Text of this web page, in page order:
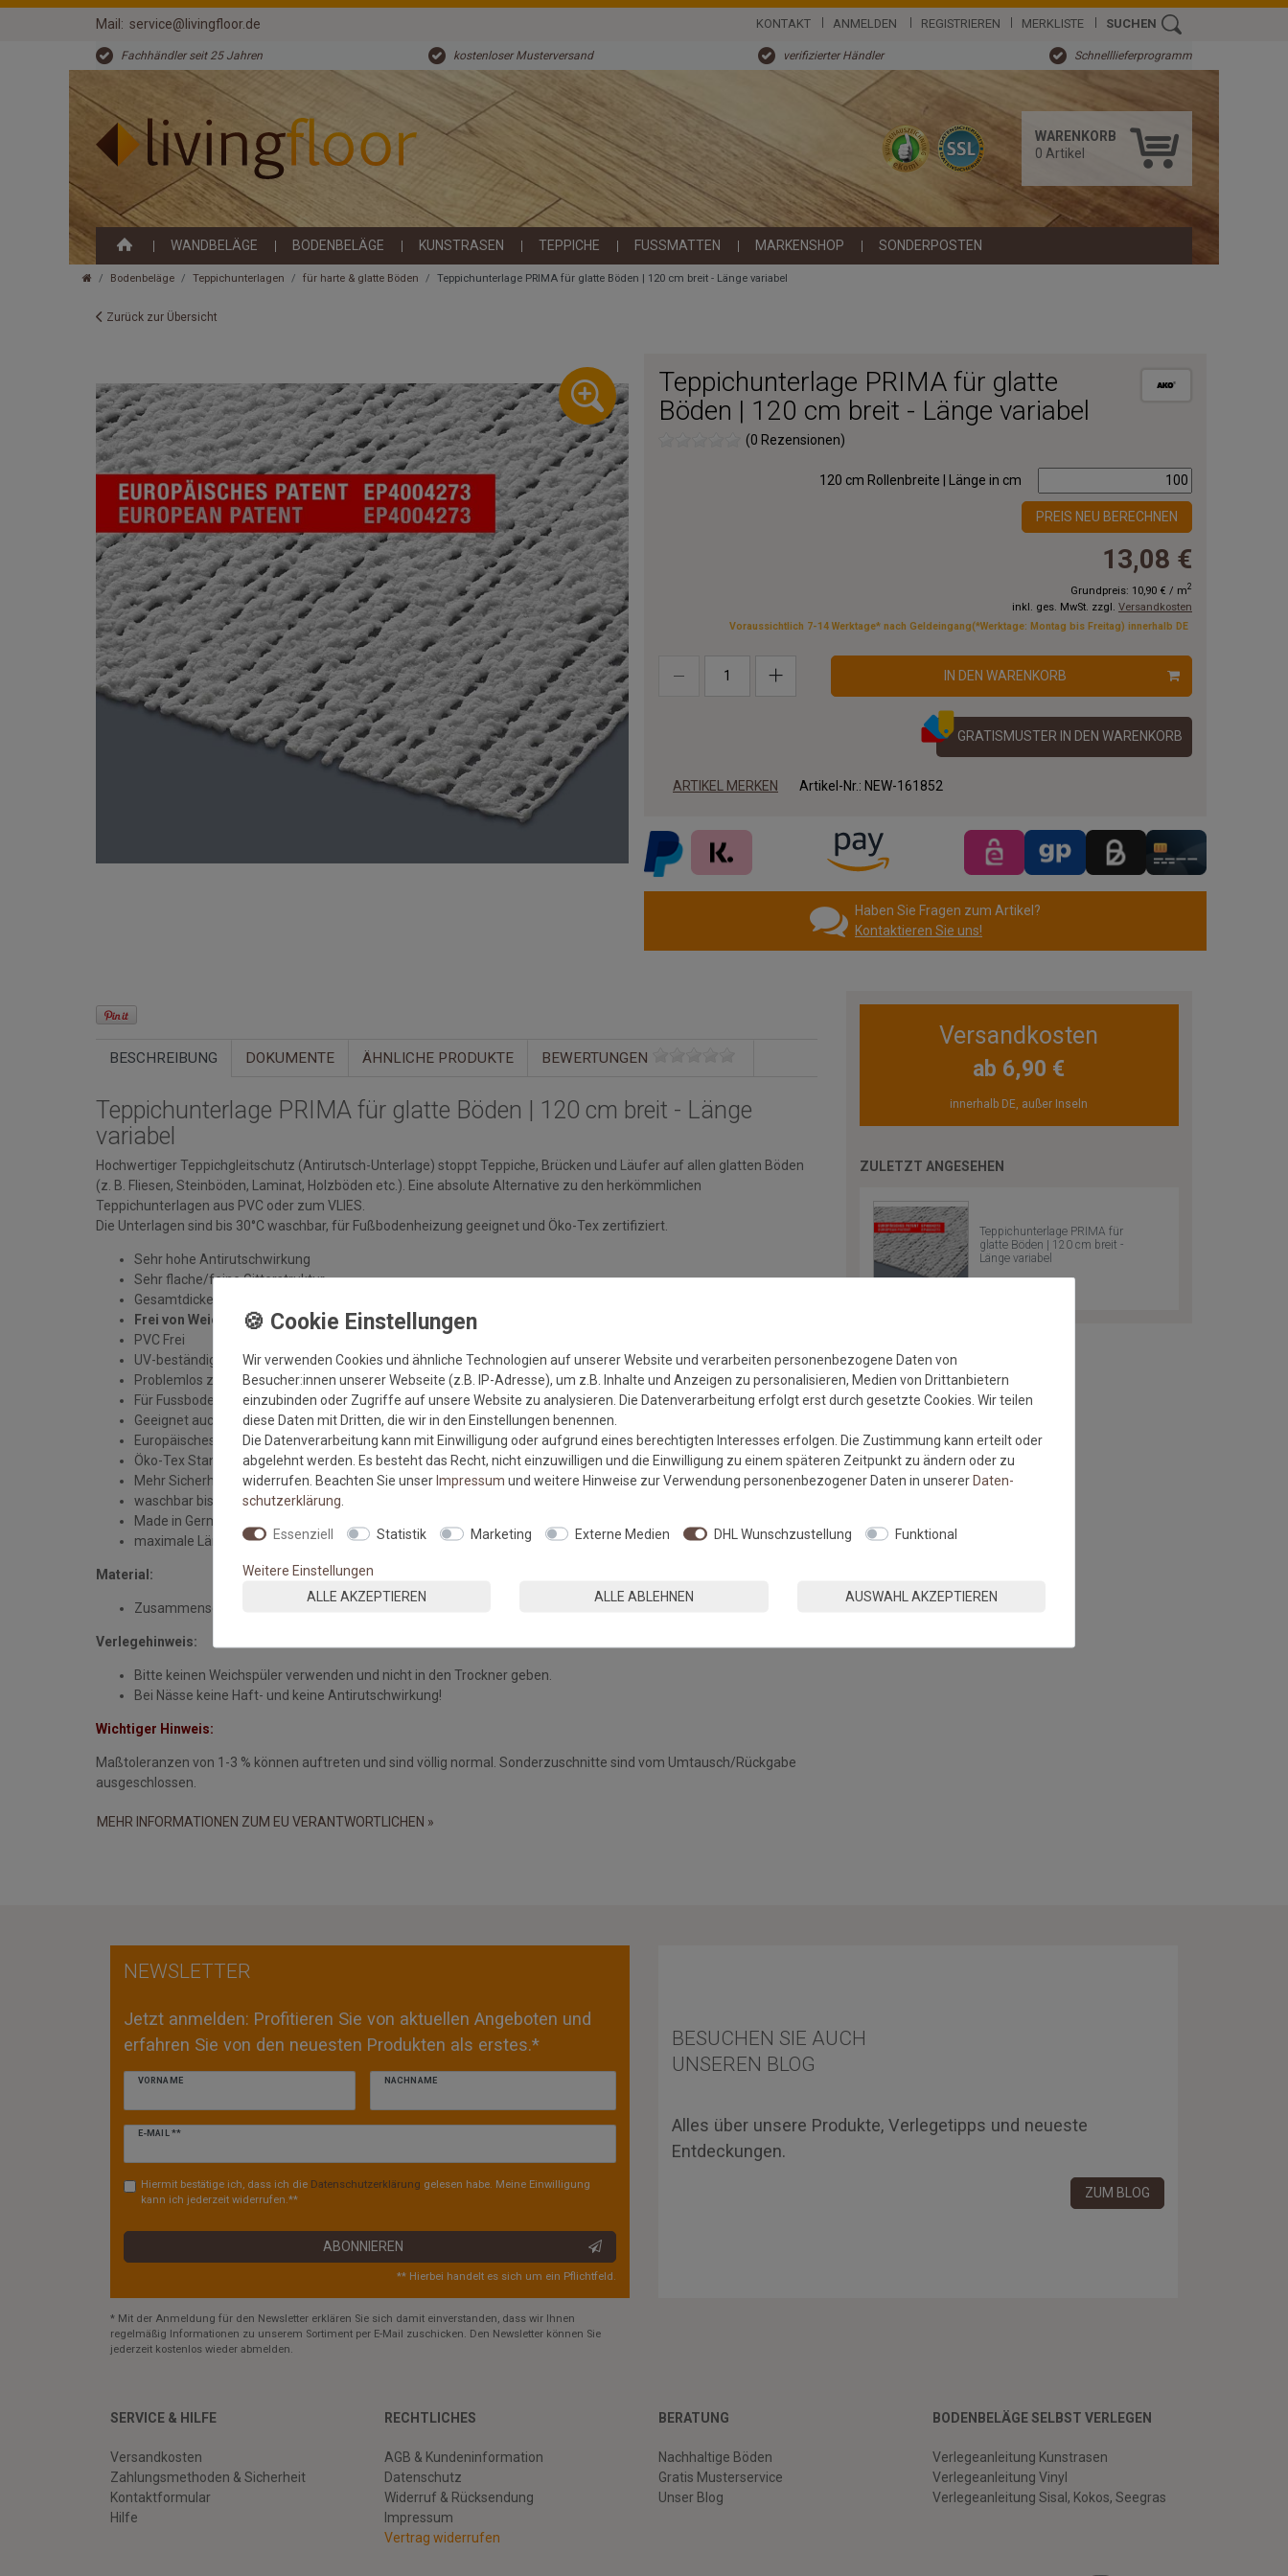
Mail: service@livingfloor.de KONTAKT ANMELDEN REGISTRIEREN MERKLISTE SUCHEN
Fachhändler seit 25 Jahren kostenloser Musterversand verifizierter Händler Schnelllieferprogramm
WARENKORB
0 Artikel
WANDBELÄGE BODENBELÄGE KUNSTRASEN TEPPICHE FUSSMATTEN MARKENSHOP SONDERPOSTEN
Bodenbeläge Teppichunterlagen für harte & glatte Böden Teppichunterlage PRIMA für glatte Böden | 120 cm breit - Länge variabel
Zurück zur Übersicht
Teppichunterlage PRIMA für glatte
Böden | 120 cm breit - Länge variabel
(0 Rezensionen)
120 cm Rollenbreite | Länge in cm
PREIS NEU BERECHNEN
13,08 €
Grundpreis: 10,90 € / m2
inkl. ges. MwSt. zzgl. Versandkosten
Voraussichtlich 7-14 Werktage* nach Geldeingang(*Werktage: Montag bis Freitag) innerhalb DE
IN DEN WARENKORB
GRATISMUSTER IN DEN WARENKORB
ARTIKEL MERKEN Artikel-Nr.: NEW-161852
Haben Sie Fragen zum Artikel?
Kontaktieren Sie uns!
BESCHREIBUNG DOKUMENTE ÄHNLICHE PRODUKTE BEWERTUNGEN
Teppichunterlage PRIMA für glatte Böden | 120 cm breit - Länge
variabel
Hochwertiger Teppichgleitschutz (Antirutsch-Unterlage) stoppt Teppiche, Brücken und Läufer auf allen glatten Böden
(z. B. Fliesen, Steinböden, Laminat, Holzböden etc.). Eine absolute Alternative zu den herkömmlichen
Teppichunterlagen aus PVC oder zum VLIES.
Die Unterlagen sind bis 30°C waschbar, für Fußbodenheizung geeignet und Öko-Tex zertifiziert.
Sehr hohe Antirutschwirkung
Sehr flache/feine Gitterstruktur
Gesamtdicke: ca 1 mm
Frei von Weichmachern
PVC Frei
UV-beständig
Problemlos zu verlegen und zu schneiden
Für Fussbodenheizung geeignet
Geeignet auch für Kurzfloorteppiche
Europäisches Patent EP 4004273
Öko-Tex Standard 100
Mehr Sicherheit bei erhöhtem Trittkomfort
waschbar bis 30°C
Made in Germany
maximale Länge an einem Stück: 30 m
Material:
Zusammensetzung PES/Glasgarn Gewebe beidseitig beschichtet mit speziellem Acrylat-Schaum.
Verlegehinweis:
Bitte keinen Weichspüler verwenden und nicht in den Trockner geben.
Bei Nässe keine Haft- und keine Antirutschwirkung!
Wichtiger Hinweis:
Maßtoleranzen von 1-3 % können auftreten und sind völlig normal. Sonderzuschnitte sind vom Umtausch/Rückgabe
ausgeschlossen.
MEHR INFORMATIONEN ZUM EU VERANTWORTLICHEN »
Versandkosten
ab 6,90 €
innerhalb DE, außer Inseln
ZULETZT ANGESEHEN
Teppichunterlage PRIMA für
glatte Böden | 120 cm breit -
Länge variabel
NEWSLETTER
Jetzt anmelden: Profitieren Sie von aktuellen Angeboten und
erfahren Sie von den neuesten Produkten als erstes.*
VORNAME NACHNAME
E-MAIL **
Newsletter
Hiermit bestätige ich, dass ich die Daten­schutz­erklärung gelesen habe. Meine Einwilligung
kann ich jederzeit widerrufen.**
ABONNIEREN
** Hierbei handelt es sich um ein Pflichtfeld.
BESUCHEN SIE AUCH
UNSEREN BLOG
Alles über unsere Produkte, Verlegetipps und neueste
Entdeckungen.
ZUM BLOG
* Mit der Anmeldung für den Newsletter erklären Sie sich damit einverstanden, dass wir Ihnen
regelmäßig Informationen zu unserem Sortiment per E-Mail zuschicken. Den Newsletter können Sie
jederzeit kostenlos wieder abmelden.
SERVICE & HILFE
Versandkosten
Zahlungsmethoden & Sicherheit
Kontaktformular
Hilfe
RECHTLICHES
AGB & Kundeninformation
Datenschutz
Widerruf & Rücksendung
Impressum
Vertrag widerrufen
BERATUNG
Nachhaltige Böden
Gratis Musterservice
Unser Blog
BODENBELÄGE SELBST VERLEGEN
Verlegeanleitung Kunstrasen
Verlegeanleitung Vinyl
Verlegeanleitung Sisal, Kokos, Seegras
Wir verwenden Cookies und ähnliche Technologien auf unserer Website und verarbeiten personenbezogene Daten von
Besucher:innen unserer Webseite (z.B. IP-Adresse), um z.B. Inhalte und Anzeigen zu personalisieren, Medien von Drittanbietern
einzubinden oder Zugriffe auf unsere Website zu analysieren. Die Datenverarbeitung erfolgt erst durch gesetzte Cookies. Wir teilen
diese Daten mit Dritten, die wir in den Einstellungen benennen.
Die Datenverarbeitung kann mit Einwilligung oder aufgrund eines berechtigten Interesses erfolgen. Die Zustimmung kann erteilt oder
abgelehnt werden. Es besteht das Recht, nicht einzuwilligen und die Einwilligung zu einem späteren Zeitpunkt zu ändern oder zu
widerrufen. Beachten Sie unserImpressum und weitere Hinweise zur Verwendung personenbezogener Daten in unsererDaten­
schutz­erklärung
Essenziell Statistik Marketing Externe Medien DHL Wunschzustellung Funktional
Weitere Einstellungen
ALLE AKZEPTIEREN
ALLE ABLEHNEN AUSWAHL AKZEPTIEREN